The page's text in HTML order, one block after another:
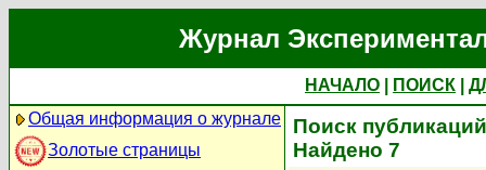
Журнал
НАЧАЛО ПОИСК
Общая информация о журнале
Золотые страницы
Поиск
Найдено 7